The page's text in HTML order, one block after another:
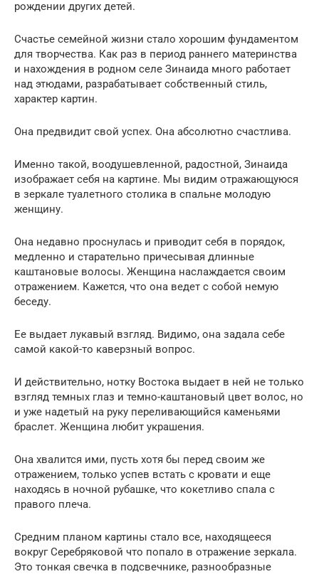
рождении других детей.
Счастье семейной жизни стало хорошим фундаментом
для творчества. Как раз в период раннего материнства
и нахождения в родном селе Зинаида много работает
над этюдами, разрабатывает собственный стиль,
характер картин.
Она предвидит свой успех. Она абсолютно счастлива.
Именно такой, воодушевленной, радостной, Зинаида
изображает себя на картине. Мы видим отражающуюся
в зеркале туалетного столика в спальне молодую
женщину.
Она недавно проснулась и приводит себя в порядок,
медленно и старательно причесывая длинные
каштановые волосы. Женщина наслаждается своим
отражением. Кажется, что она ведет с собой немую
беседу.
Ее выдает лукавый взгляд. Видимо, она задала себе
самой какой-то каверзный вопрос.
И действительно, нотку Востока выдает в ней не только
взгляд темных глаз и темно-каштановый цвет волос, но
и уже надетый на руку переливающийся каменьями
браслет. Женщина любит украшения.
Она хвалится ими, пусть хотя бы перед своим же
отражением, только успев встать с кровати и еще
находясь в ночной рубашке, что кокетливо спала с
правого плеча.
Средним планом картины стало все, находящееся
вокруг Серебряковой что попало в отражение зеркала.
Это тонкая свечка в подсвечнике, разнообразные